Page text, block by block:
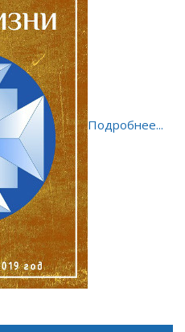
Подробнее...